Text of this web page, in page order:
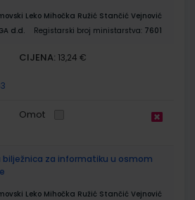
Leko Mihočka Ružić Stančić Vejnović
d.d. Registarski broj ministarstva: 7601
CIJENA: 13,24 €
Omot
bilježnica za informatiku u osmom
Leko Mihočka Ružić Stančić Vejnović